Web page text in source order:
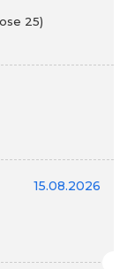
25)
15.08.2026